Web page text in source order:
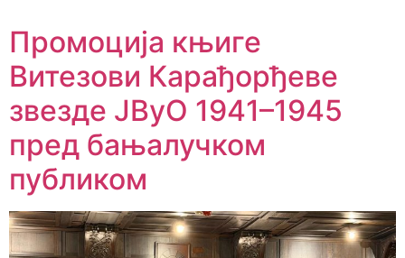
Промоција књиге
Витезови Карађорђеве
звезде ЈВуО 1941–1945
пред бањалучком
публиком